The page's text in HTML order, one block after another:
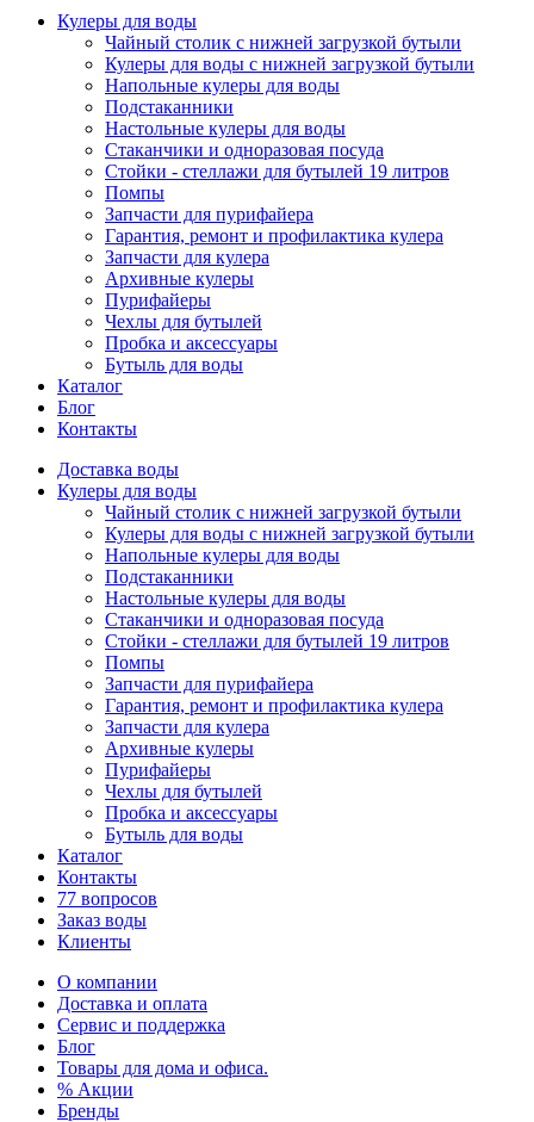
Кулеры для воды
Чайный столик с нижней загрузкой бутыли
Кулеры для воды с нижней загрузкой бутыли
Напольные кулеры для воды
Подстаканники
Настольные кулеры для воды
Стаканчики и одноразовая посуда
Стойки - стеллажи для бутылей 19 литров
Помпы
Запчасти для пурифайера
Гарантия, ремонт и профилактика кулера
Запчасти для кулера
Архивные кулеры
Пурифайеры
Чехлы для бутылей
Пробка и аксессуары
Бутыль для воды
Каталог
Блог
Контакты
Доставка воды
Кулеры для воды
Чайный столик с нижней загрузкой бутыли
Кулеры для воды с нижней загрузкой бутыли
Напольные кулеры для воды
Подстаканники
Настольные кулеры для воды
Стаканчики и одноразовая посуда
Стойки - стеллажи для бутылей 19 литров
Помпы
Запчасти для пурифайера
Гарантия, ремонт и профилактика кулера
Запчасти для кулера
Архивные кулеры
Пурифайеры
Чехлы для бутылей
Пробка и аксессуары
Бутыль для воды
Каталог
Контакты
77 вопросов
Заказ воды
Клиенты
О компании
Доставка и оплата
Сервис и поддержка
Блог
Товары для дома и офиса.
% Акции
Бренды